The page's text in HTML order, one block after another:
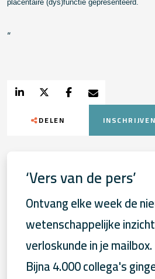
placentaire (dys)functie gepresenteerd.
“
DELEN
‘Vers van de pers’
Ontvang elke week de
wetenschappelijke
verloskunde in je mailbox.
Bijna 4.000 collega's